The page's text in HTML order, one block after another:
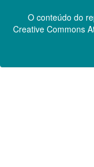
O conteúdo do
Creative Commons